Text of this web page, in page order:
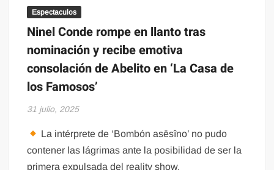
Espectaculos
Ninel Conde rompe en llanto tras
nominación y recibe emotiva
consolación de Abelito en ‘La Casa de
los Famosos’
31 julio, 2025
La intérprete de ‘Bombón asēsîno’ no pudo
contener las lágrimas ante la posibilidad de ser la
primera expulsada del reality show.